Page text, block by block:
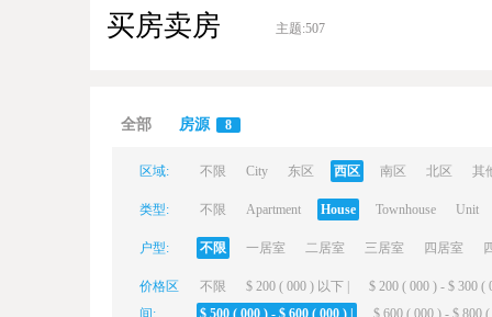
买房卖房 主题:507
全部 房源 8
区域: 不限 City 东区 西区 南区 北区 其
类型: 不限 Apartment House Townhouse Unit
户型: 不限 一居室 二居室 三居室 四居室
价格区
间:
不限 $ 200 ( 000 ) 以下 |
$ 200 ( 000 ) - $ 300 (
$ 500 ( 000 ) - $ 600 ( 000 ) |
$ 600 ( 000 ) - $ 800 (